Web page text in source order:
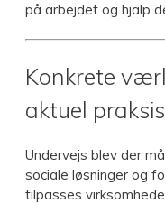
på arbejdet og hjalp
Konkrete
aktuel praksis
Undervejs blev der
sociale løsninger og
tilpasses